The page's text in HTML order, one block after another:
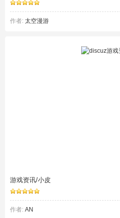
作者: 太空漫游
游戏资讯/小皮
作者: AN